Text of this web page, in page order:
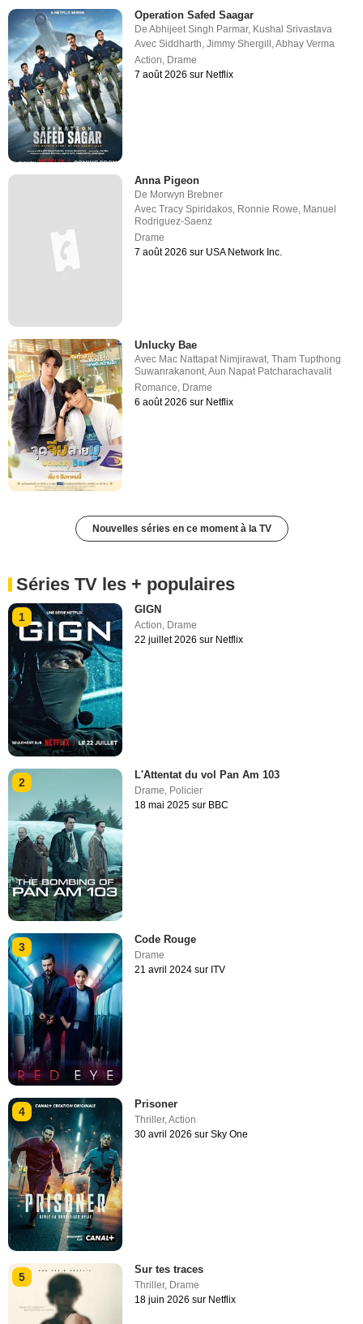
Operation Safed Saagar
DeAbhijeet Singh Parmar, Kushal Srivastava
AvecSiddharth,Jimmy Shergill ,Abhay Verma
Action, Drame
7 août 2026 sur Netflix
Anna Pigeon
De Morwyn Brebner
AvecTracy Spiridakos Ronnie Rowe Manuel
Rodriguez-Saenz
Drame
7 août 2026 sur USA Network Inc.
Unlucky Bae
Avec Mac Nattapat Nimjirawat,Tham Tupthong
Suwanrakanont,Aun Napat Patcharachavalit
Romance, Drame
6 août 2026 sur Netflix
Nouvelles séries en ce moment à la TV
Séries TV les + populaires
1
GIGN
Action, Drame
22 juillet 2026 sur Netflix
2
L'Attentat du vol Pan Am 103
Drame Policier
18 mai 2025 sur BBC
3
Code Rouge
Drame
21 avril 2024 sur ITV
4
Prisoner
Thriller,Action
30 avril 2026 sur Sky One
5
Sur tes traces
Thriller, Drame
18 juin 2026 sur Netflix